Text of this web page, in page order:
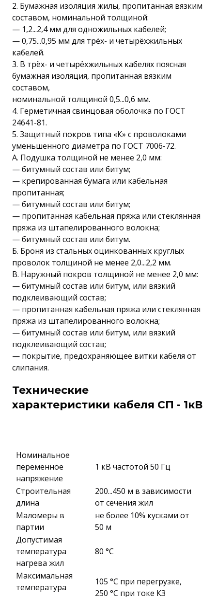
2. Бумажная изоляция жилы, пропитанная вязким
составом, номинальной толщиной:
— 1,2...2,4 мм для одножильных кабелей;
— 0,75...0,95 мм для трёх- и четырёхжильных
кабелей.
3. В трёх- и четырёхжильных кабелях поясная
бумажная изоляция, пропитанная вязким
составом,
номинальной толщиной 0,5...0,6 мм.
4. Герметичная свинцовая оболочка по ГОСТ
24641-81.
5. Защитный покров типа «К» с проволоками
уменьшенного диаметра по ГОСТ 7006-72.
А. Подушка толщиной не менее 2,0 мм:
— битумный состав или битум;
— крепированная бумага или кабельная
пропитанная;
— битумный состав или битум;
— пропитанная кабельная пряжа или стеклянная
пряжа из штапелированного волокна;
— битумный состав или битум.
Б. Броня из стальных оцинкованных круглых
проволок толщиной не менее 2,0...2,2 мм.
В. Наружный покров толщиной не менее 2,0 мм:
— битумный состав или битум, или вязкий
подклеивающий состав;
— пропитанная кабельная пряжа или стеклянная
пряжа из штапелированного волокна;
— битумный состав или битум, или вязкий
подклеивающий состав;
— покрытие, предохраняющее витки кабеля от
слипания.
Технические
характеристики кабеля СП - 1кВ
Номинальное
переменное
напряжение
1 кВ частотой 50 Гц
Строительная
длина
200...450 м в зависимости
от сечения жил
Маломеры в
партии
не более 10% кусками от
50 м
Допустимая
температура
нагрева жил
80 °C
Максимальная
температура
105 °C при перегрузке,
250 °C при токе КЗ